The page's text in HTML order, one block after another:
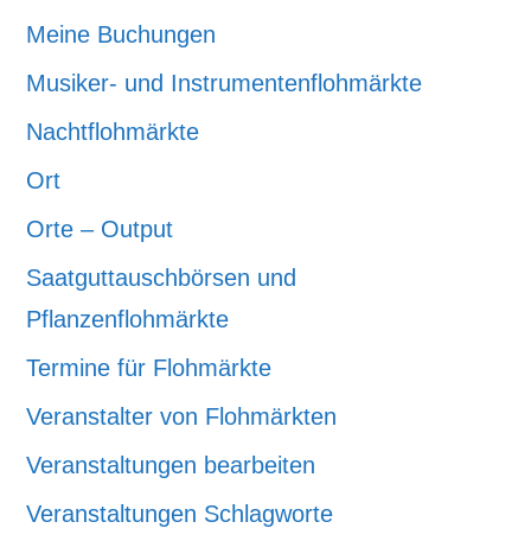
Meine Buchungen
Musiker- und Instrumentenflohmärkte
Nachtflohmärkte
Ort
Orte – Output
Saatguttauschbörsen und
Pflanzenflohmärkte
Termine für Flohmärkte
Veranstalter von Flohmärkten
Veranstaltungen bearbeiten
Veranstaltungen Schlagworte